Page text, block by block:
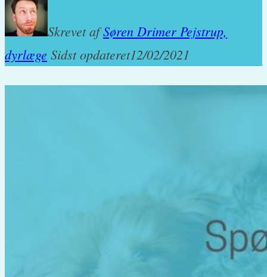
Skrevet afSøren Drimer Pejstrup,
dyrlæge Sidst opdateret12/02/2021